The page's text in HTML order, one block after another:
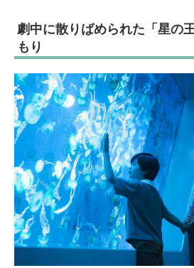
劇中に散りばめられた「星の
もり